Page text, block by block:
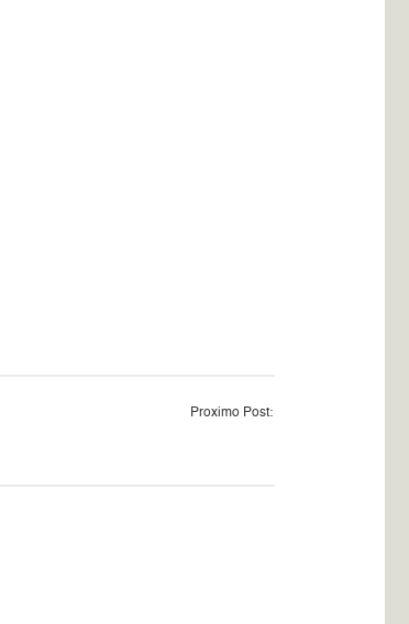
Proximo Post: